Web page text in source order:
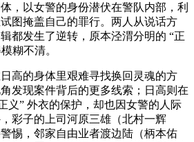
，以女警的身份潜伏在警队内部，利
图掩盖自己的罪行。两人从说话方
都发生了逆转，原本泾渭分明的 “正
糊不清。
高的身体里艰难寻找换回灵魂的方
发现案件背后的更多线索；日高则在
义” 外衣的保护，却也因女警的人际
彩子的上司河原三雄（北村一辉
惕，邻家自由业者渡边陆（柄本佑